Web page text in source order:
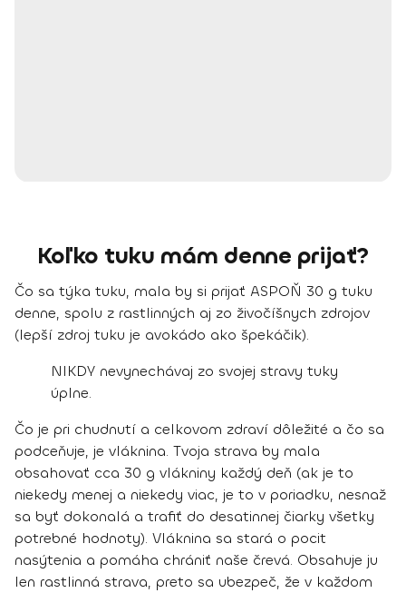
Koľko tuku mám denne prijať?
Čo sa týka tuku, mala by si prijať ASPOŇ 30 g tuku
denne, spolu z rastlinných aj zo živočíšnych zdrojov
(lepší zdroj tuku je avokádo ako špekáčik).
NIKDY nevynechávaj zo svojej stravy tuky
úplne.
Čo je pri chudnutí a celkovom zdraví dôležité a čo sa
podceňuje, je vláknina. Tvoja strava by mala
obsahovať cca 30 g vlákniny každý deň (ak je to
niekedy menej a niekedy viac, je to v poriadku, nesnaž
sa byť dokonalá a trafiť do desatinnej čiarky všetky
potrebné hodnoty). Vláknina sa stará o pocit
nasýtenia a pomáha chrániť naše črevá. Obsahuje ju
len rastlinná strava, preto sa ubezpeč, že v každom